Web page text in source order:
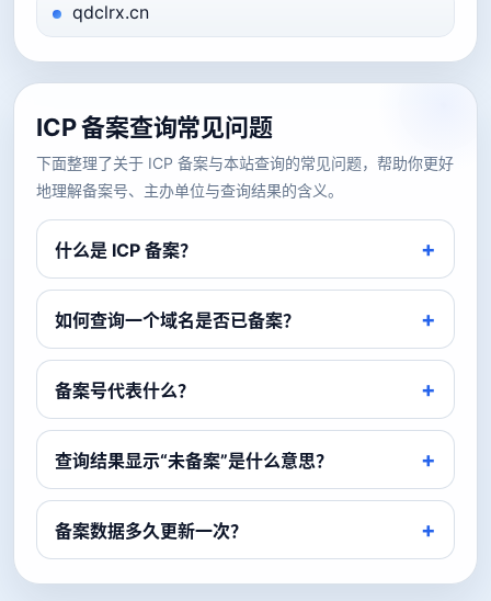
qdclrx.cn
ICP 备案查询常见问题
下面整理了关于 ICP 备案与本站查询的常见问题，帮助你更好
地理解备案号、主办单位与查询结果的含义。
什么是 ICP 备案？
如何查询一个域名是否已备案？
备案号代表什么？
查询结果显示“未备案”是什么意思？
备案数据多久更新一次？